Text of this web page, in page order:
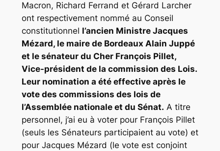
Macron, Richard Ferrand et Gérard Larcher
ont respectivement nommé au Conseil
constitutionnel l’ancien Ministre Jacques
Mézard, le maire de Bordeaux Alain Juppé
et le sénateur du Cher François Pillet,
Vice-président de la commission des Lois.
Leur nomination a été effective après le
vote des commissions des lois de
l’Assemblée nationale et du Sénat. A titre
personnel, j’ai eu à voter pour François Pillet
(seuls les Sénateurs participaient au vote) et
pour Jacques Mézard (le vote est conjoint